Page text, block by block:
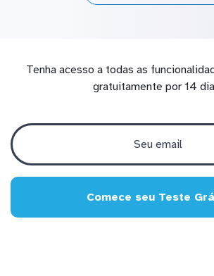
Tenha acesso a todas as
gratuitamente por 14
Comece seu Teste